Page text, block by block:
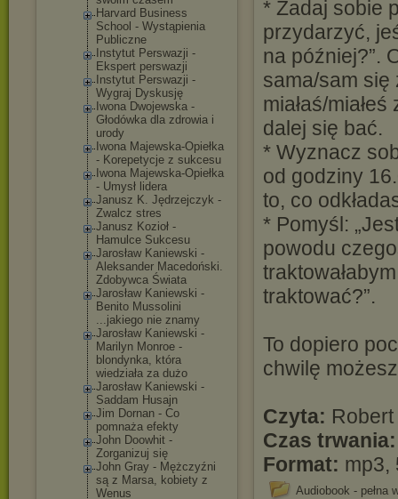
Harvard Business
School - Wystąpienia
Publiczne
Instytut Perswazji -
Ekspert perswazji
Instytut Perswazji -
Wygraj Dyskusję
Iwona Dwojewska -
Głodówka dla zdrowia i
urody
Iwona Majewska-Opiełka
- Korepetycje z sukcesu
Iwona Majewska-Opiełka
- Umysł lidera
Janusz K. Jędrzejczyk -
Zwalcz stres
Janusz Kozioł -
Hamulce Sukcesu
Jarosław Kaniewski -
Aleksander Macedoński.
Zdobywca Świata
Jarosław Kaniewski -
Benito Mussolini
...jakiego nie znamy
Jarosław Kaniewski -
Marilyn Monroe -
blondynka, która
wiedziała za dużo
Jarosław Kaniewski -
Saddam Husajn
Jim Dornan - Co
pomnaża efekty
John Doowhit -
Zorganizuj się
John Gray - Mężczyźni
są z Marsa, kobiety z
Wenus
* Zadaj sobie
przydarzyć,
na później?”.
sama/sam się
miałaś/
dalej się bać.
* Wyznacz
od godziny
to, co
* Pomyśl:
powodu
traktować?”.
To dopiero
chwilę
Czyta:
Czas trwania:
Format: mp3,
Audiobook - pełna